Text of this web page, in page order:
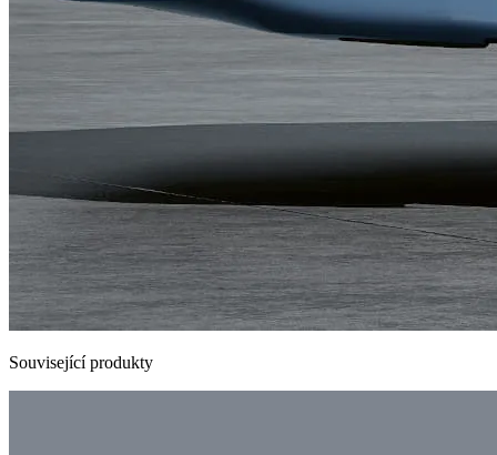
Související produkty